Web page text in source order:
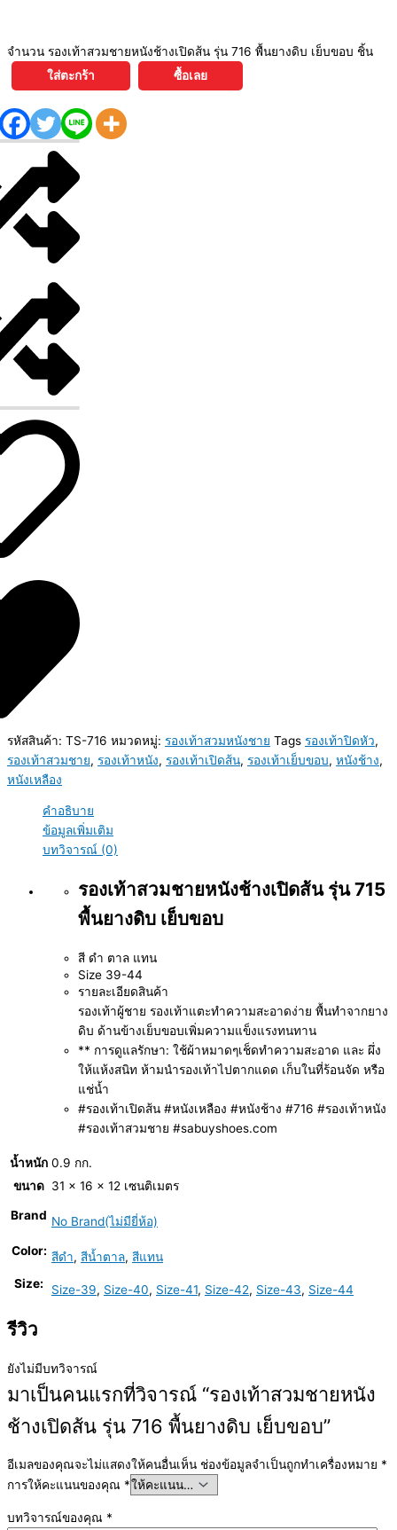
จำนวน รองเท้าสวมชายหนังช้างเปิดส้น รุ่น 716 พื้นยางดิบ เย็บขอบ ชิ้น
ใส่ตะกร้า
ซื้อเลย
รหัสสินค้า: TS-716 หมวดหมู่: รองเท้าสวมหนังชาย Tags รองเท้าปิดหัว,
รองเท้าสวมชาย, รองเท้าหนัง, รองเท้าเปิดส้น, รองเท้าเย็บขอบ, หนังช้าง,
หนังเหลือง
คำอธิบาย
ข้อมูลเพิ่มเติม
บทวิจารณ์ (0)
รองเท้าสวมชายหนังช้างเปิดส้น รุ่น 715
พื้นยางดิบ เย็บขอบ
สี ดำ ตาล แทน
Size 39-44
รายละเอียดสินค้า
รองเท้าผู้ชาย รองเท้าแตะทำความสะอาดง่าย พื้นทำจากยาง
ดิบ ด้านข้างเย็บขอบเพิ่มความแข็งแรงทนทาน
** การดูแลรักษา: ใช้ผ้าหมาดๆเช็ดทำความสะอาด และ ผึ่ง
ให้แห้งสนิท ห้ามนำรองเท้าไปตากแดด เก็บในที่ร้อนจัด หรือ
แช่น้ำ
#รองเท้าเปิดส้น #หนังเหลือง #หนังช้าง #716 #รองเท้าหนัง
#รองเท้าสวมชาย #sabuyshoes.com
น้ำหนัก 0.9 กก.
ขนาด 31 × 16 × 12 เซนติเมตร
Brand No Brand(ไม่มียี่ห้อ)
Color: สีดำ, สีน้ำตาล, สีแทน
Size:
Size-39, Size-40, Size-41, Size-42, Size-43, Size-44
รีวิว
ยังไม่มีบทวิจารณ์
มาเป็นคนแรกที่วิจารณ์ “รองเท้าสวมชายหนัง
ช้างเปิดส้น รุ่น 716 พื้นยางดิบ เย็บขอบ”
อีเมลของคุณจะไม่แสดงให้คนอื่นเห็น ช่องข้อมูลจำเป็นถูกทำเครื่องหมาย *
การให้คะแนนของคุณ *
บทวิจารณ์ของคุณ *